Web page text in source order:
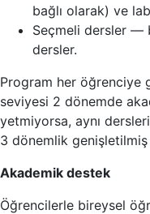
bağlı olarak) ve
Seçmeli dersler —
dersler.
Program her öğrenciye
seviyesi 2 dönemde
yetmiyorsa, aynı
3 dönemlik genişletilmiş
Akademik destek
Öğrencilerle bireysel